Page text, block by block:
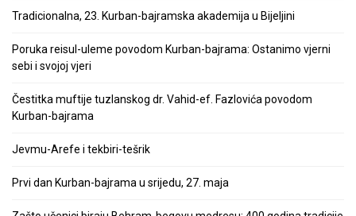
Tradicionalna, 23. Kurban-bajramska akademija u Bijeljini
Poruka reisul-uleme povodom Kurban-bajrama: Ostanimo vjerni
sebi i svojoj vjeri
Čestitka muftije tuzlanskog dr. Vahid-ef. Fazlovića povodom
Kurban-bajrama
Jevmu-Arefe i tekbiri-tešrik
Prvi dan Kurban-bajrama u srijedu, 27. maja